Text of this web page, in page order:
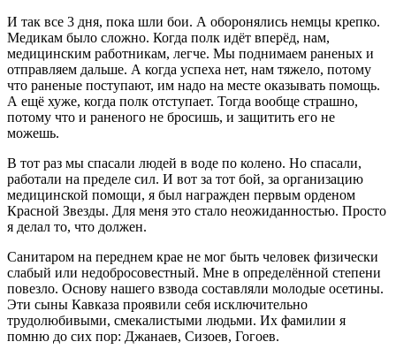
И так все 3 дня, пока шли бои. А оборонялись немцы крепко.
Медикам было сложно. Когда полк идёт вперёд, нам,
медицинским работникам, легче. Мы поднимаем раненых и
отправляем дальше. А когда успеха нет, нам тяжело, потому
что раненые поступают, им надо на месте оказывать помощь.
А ещё хуже, когда полк отступает. Тогда вообще страшно,
потому что и раненого не бросишь, и защитить его не
можешь.
В тот раз мы спасали людей в воде по колено. Но спасали,
работали на пределе сил. И вот за тот бой, за организацию
медицинской помощи, я был награжден первым орденом
Красной Звезды. Для меня это стало неожиданностью. Просто
я делал то, что должен.
Санитаром на переднем крае не мог быть человек физически
слабый или недобросовестный. Мне в определённой степени
повезло. Основу нашего взвода составляли молодые осетины.
Эти сыны Кавказа проявили себя исключительно
трудолюбивыми, смекалистыми людьми. Их фамилии я
помню до сих пор: Джанаев, Сизоев, Гогоев.